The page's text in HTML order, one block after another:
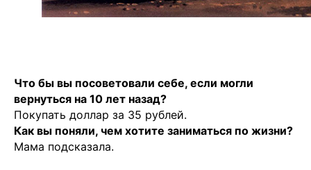
Что бы вы посоветовали себе, если могли
вернуться на 10 лет назад?
Покупать доллар за 35 рублей.
Как вы поняли, чем хотите заниматься по жизни?
Мама подсказала.